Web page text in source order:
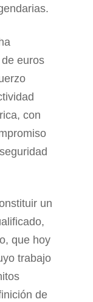
euros
con
un
que hoy
trabajo
de